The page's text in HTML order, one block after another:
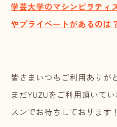
学芸大学のマシンピラティ
やプライベートがあるのは
皆さまいつもご利用ありが
まだYUZUをご利用頂いて
スンでお待ちしております！